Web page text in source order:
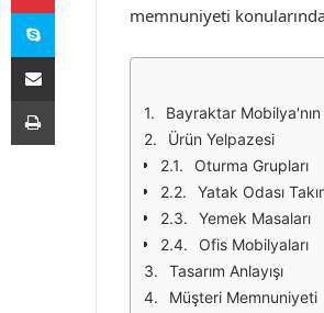
memnuniyeti
Bayraktar
Ürün Yelpazesi
Oturma Grupları
Yatak Odası
Yemek Masaları
Ofis Mobilyaları
Tasarım Anlayışı
Müşteri Memnuniyeti
Skype
E-Posta ile paylaş